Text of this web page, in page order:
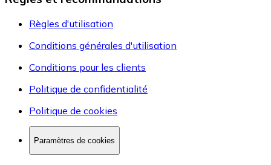
Règles d'utilisation
Conditions générales d'utilisation
Conditions pour les clients
Politique de confidentialité
Politique de cookies
Paramètres de cookies